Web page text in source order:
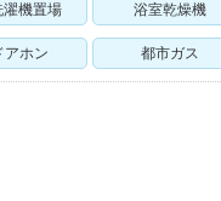
濯機置場 浴室乾燥機
アホン 都市ガス